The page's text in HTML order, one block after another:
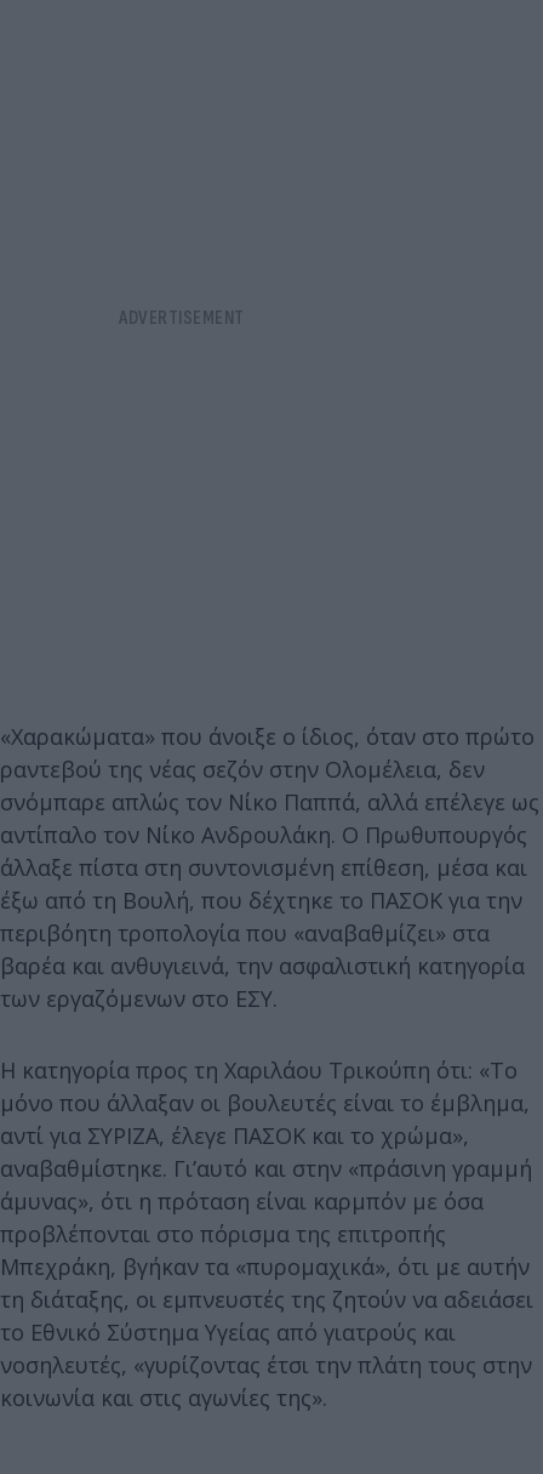
«Χαρακώματα» που άνοιξε ο ίδιος, όταν στο πρώτο
ραντεβού της νέας σεζόν στην Ολομέλεια, δεν
σνόμπαρε απλώς τον Νίκο Παππά, αλλά επέλεγε ως
αντίπαλο τον Νίκο Ανδρουλάκη. Ο Πρωθυπουργός
άλλαξε πίστα στη συντονισμένη επίθεση, μέσα και
έξω από τη Βουλή, που δέχτηκε το ΠΑΣΟΚ για την
περιβόητη τροπολογία που «αναβαθμίζει» στα
βαρέα και ανθυγιεινά, την ασφαλιστική κατηγορία
των εργαζόμενων στο ΕΣΥ.
Η κατηγορία προς τη Χαριλάου Τρικούπη ότι: «Το
μόνο που άλλαξαν οι βουλευτές είναι το έμβλημα,
αντί για ΣΥΡΙΖΑ, έλεγε ΠΑΣΟΚ και το χρώμα»,
αναβαθμίστηκε. Γι’αυτό και στην «πράσινη γραμμή
άμυνας», ότι η πρόταση είναι καρμπόν με όσα
προβλέπονται στο πόρισμα της επιτροπής
Μπεχράκη, βγήκαν τα «πυρομαχικά», ότι με αυτήν
τη διάταξης, οι εμπνευστές της ζητούν να αδειάσει
το Εθνικό Σύστημα Υγείας από γιατρούς και
νοσηλευτές, «γυρίζοντας έτσι την πλάτη τους στην
κοινωνία και στις αγωνίες της».